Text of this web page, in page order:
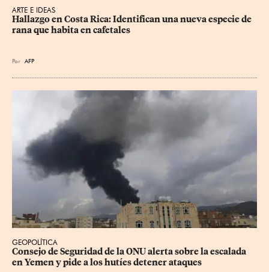
ARTE E IDEAS
Hallazgo en Costa Rica: Identifican una nueva especie de
rana que habita en cafetales
Por AFP
GEOPOLÍTICA
Consejo de Seguridad de la ONU alerta sobre la escalada
en Yemen y pide a los hutíes detener ataques